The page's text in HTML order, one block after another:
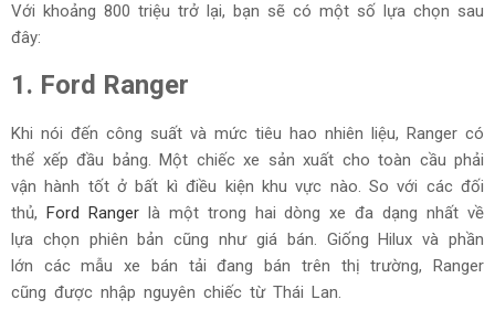
Với khoảng 800 triệu trở lại, bạn sẽ có một số lựa chọn sau
đây:
1. Ford Ranger
Khi nói đến công suất và mức tiêu hao nhiên liệu, Ranger có
thể xếp đầu bảng. Một chiếc xe sản xuất cho toàn cầu phải
vận hành tốt ở bất kì điều kiện khu vực nào. So với các đối
thủ, Ford Rangerlà một trong hai dòng xe đa dạng nhất về
lựa chọn phiên bản cũng như giá bán. Giống Hilux và phần
lớn các mẫu xe bán tải đang bán trên thị trường, Ranger
cũng được nhập nguyên chiếc từ Thái Lan.